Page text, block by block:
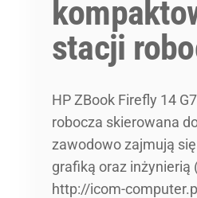
stacji
HP ZBook Firefly 14
robocza skierowana
zawodowo zajmują
grafiką oraz inżynierią
http://icom-